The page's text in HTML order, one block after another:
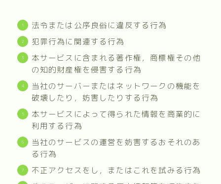
法令または公序良俗に違反する行為
犯罪行為に関連する行為
本サービスに含まれる著作権，商標権その他
の知的財産権を侵害する行為
当社のサーバーまたはネットワークの機能を
破壊したり，妨害したりする行為
本サービスによって得られた情報を商業的に
利用する行為
当社のサービスの運営を妨害するおそれのあ
る行為
不正アクセスをし，またはこれを試みる行為